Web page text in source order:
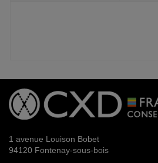
1 avenue Louison Bobet
94120 Fontenay-sous-bois